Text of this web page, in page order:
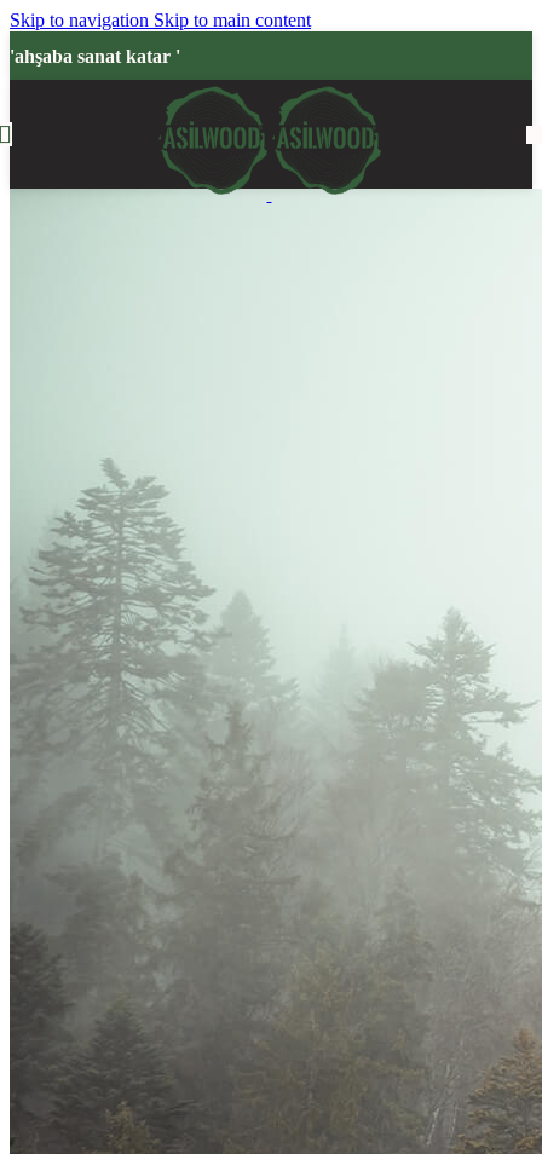
Skip to navigation Skip to main content
'ahşaba sanat katar '